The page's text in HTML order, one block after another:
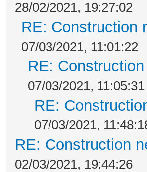
28/02/2021, 19:27:02
RE: Construction
07/03/2021, 11:01:22
RE:
07/03/2021, 11:05:31
RE:
07/03/2021,
RE: Construction
02/03/2021, 19:44:26